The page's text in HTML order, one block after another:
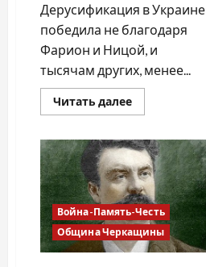
Дерусификация в Украине
победила не благодаря
Фарион и Ницой, и
тысячам других, менее...
Читать далееПрочитать
больше
русский
бы
выучил
только
за
то…
Война-Память-Честь
Община Черкащины